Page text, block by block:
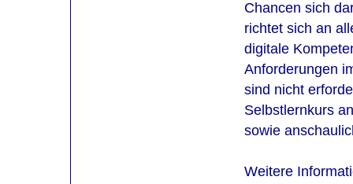
Chancen sich
richtet sich an
digitale
Anforderungen
sind nicht
Selbstlernkurs
sowie
Weitere